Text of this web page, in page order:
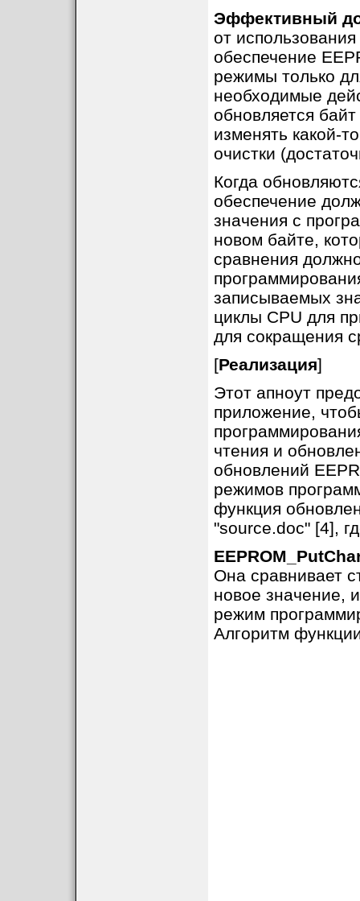
Эффективный
от
обеспечение
режимы только
необходимые
обновляется
изменять какой-
очистки
Когда
обеспечение
значения с
новом байте,
сравнения
записываемых
циклы CPU для
для сокращения
[Реализация]
Этот апноут
приложение,
чтения и
обновлений
режимов
функция
"source.doc" [4],
Она сравнивает
новое значение,
режим
Алгоритм